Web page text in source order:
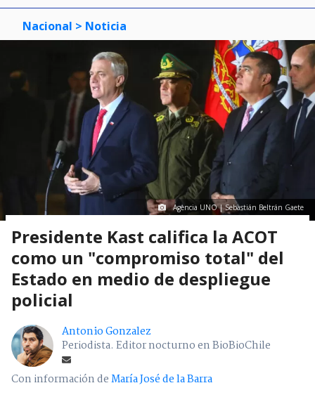
Nacional > Noticia
Agencia UNO | Sebastián Beltrán Gaete
Presidente Kast califica la ACOT
como un "compromiso total" del
Estado en medio de despliegue
policial
Antonio Gonzalez
Periodista. Editor nocturno en BioBioChile
Con información deMaría José de la Barra